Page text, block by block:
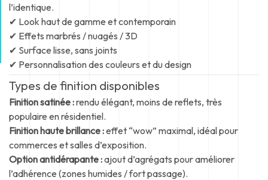
l’identique.
✔ Look haut de gamme et contemporain
✔ Effets marbrés / nuagés / 3D
✔ Surface lisse, sans joints
✔ Personnalisation des couleurs et du design
Types de finition disponibles
Finition satinée :rendu élégant, moins de reflets, très
populaire en résidentiel.
Finition haute brillance :effet “wow” maximal, idéal pour
commerces et salles d’exposition.
Option antidérapante :ajout d’agrégats pour améliorer
l’adhérence (zones humides / fort passage).